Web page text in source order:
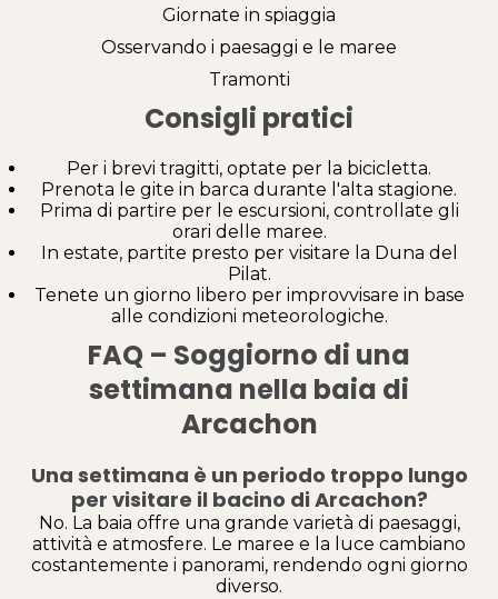
Giornate in spiaggia
Osservando i paesaggi e le maree
Tramonti
Consigli pratici
Per i brevi tragitti, optate per la bicicletta.
Prenota le gite in barca durante l'alta stagione.
Prima di partire per le escursioni, controllate gli
orari delle maree.
In estate, partite presto per visitare la Duna del
Pilat.
Tenete un giorno libero per improvvisare in base
alle condizioni meteorologiche.
FAQ – Soggiorno di una
settimana nella baia di
Arcachon
Una settimana è un periodo troppo lungo
per visitare il bacino di Arcachon?
No. La baia offre una grande varietà di paesaggi,
attività e atmosfere. Le maree e la luce cambiano
costantemente i panorami, rendendo ogni giorno
diverso.